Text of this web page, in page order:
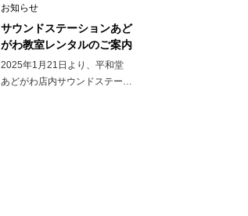
お知らせ
サウンドステーションあど
がわ教室レンタルのご案内
2025年1月21日より、平和堂
あどがわ店内サウンドステー…